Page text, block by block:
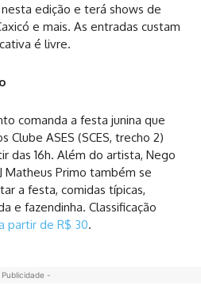
edição e terá shows de
e mais. As entradas custam
é livre.
comanda a festa junina que
Clube ASES (SCES, trecho 2)
das 16h. Além do artista, Nego
Matheus Primo também se
a festa, comidas típicas,
e fazendinha. Classificação
partir de R$ 30.
-